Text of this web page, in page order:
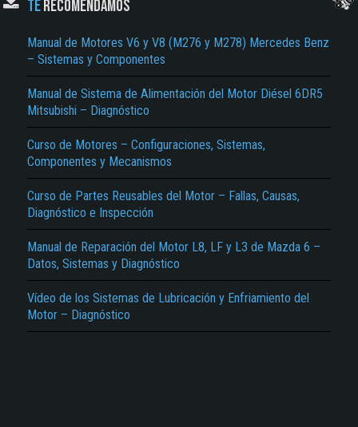
TE RECOMENDAMOS
Manual de Motores V6 y V8 (M276 y M278) Mercedes Benz
– Sistemas y Componentes
Manual de Sistema de Alimentación del Motor Diésel 6DR5
Mitsubishi – Diagnóstico
Curso de Motores – Configuraciones, Sistemas,
Componentes y Mecanismos
Curso de Partes Reusables del Motor – Fallas, Causas,
Diagnóstico e Inspección
Manual de Reparación del Motor L8, LF y L3 de Mazda 6 –
Datos, Sistemas y Diagnóstico
Vídeo de los Sistemas de Lubricación y Enfriamiento del
Motor – Diagnóstico
El Título es incorrecto según el contenido.
Texto o Imagen de portada son erróneos.
No carga o no se visualiza el contenido.
Reportar otro tipo de error...